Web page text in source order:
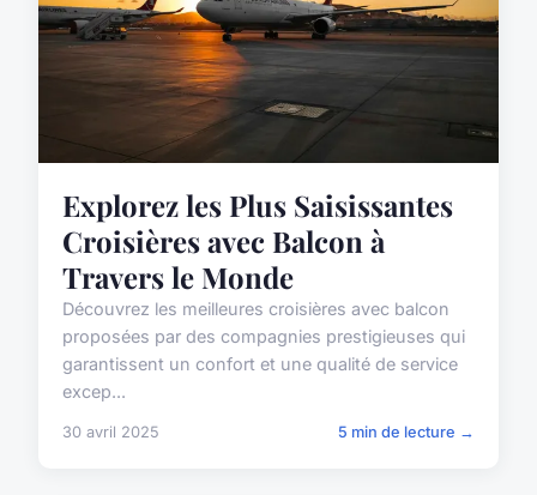
Explorez les Plus Saisissantes
Croisières avec Balcon à
Travers le Monde
Découvrez les meilleures croisières avec balcon
proposées par des compagnies prestigieuses qui
garantissent un confort et une qualité de service
excep...
30 avril 2025 5 min de lecture →